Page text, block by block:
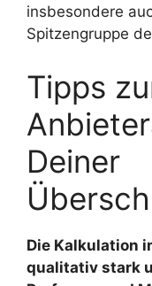
insbesondere
Spitzengruppe
Tipps
Deiner
Die Kalkulation
qualitativ stark